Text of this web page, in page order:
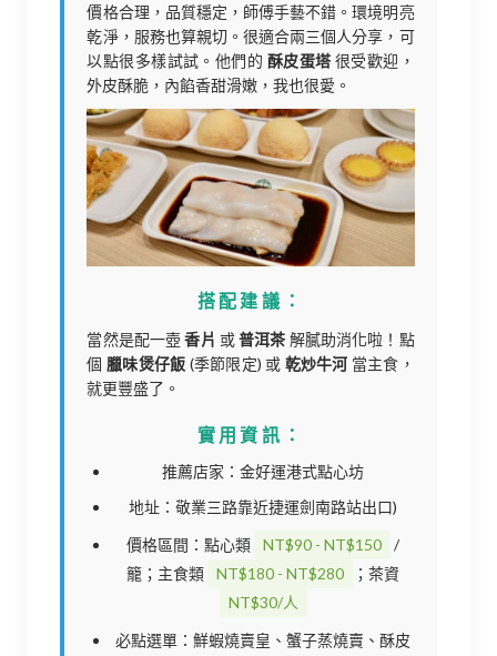
價格合理，品質穩定，師傅手藝不錯。環境明亮
乾淨，服務也算親切。很適合兩三個人分享，可
以點很多樣試試。他們的 酥皮蛋塔 很受歡迎，
外皮酥脆，內餡香甜滑嫩，我也很愛。
搭配建議：
當然是配一壺香片 或普洱茶 解膩助消化啦！點
個 臘味煲仔飯 (季節限定) 或 乾炒牛河 當主食，
就更豐盛了。
實用資訊：
推薦店家：金好運港式點心坊
地址：敬業三路靠近捷運劍南路站出口)
價格區間：點心類
NT$90 - NT$150
/
籠；主食類
NT$180 - NT$280
；茶資
NT$30/人
必點選單：鮮蝦燒賣皇、蟹子蒸燒賣、酥皮